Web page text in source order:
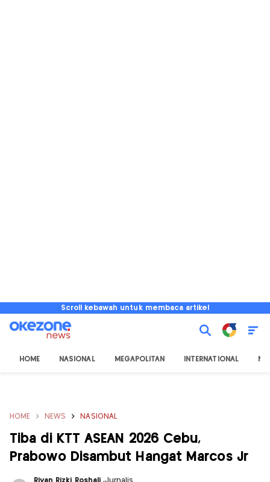
Scroll kebawah untuk membaca artikel
HOME NASIONAL MEGAPOLITAN INTERNATIONAL
HOME NEWS NASIONAL
Tiba di KTT ASEAN 2026 Cebu,
Prabowo Disambut Hangat Marcos Jr
Riyan Rizki Roshali ,Jurnalis